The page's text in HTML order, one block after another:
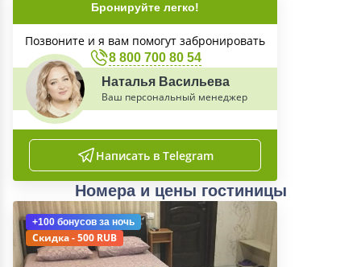
Бронируйте легко!
Позвоните и я вам помогут забронировать
8 800 700 80 54
Наталья Васильева
Ваш персональный менеджер
Написать в Telegram
Номера и цены гостиницы
+100 бонусов за ночь
Скидка - 500 RUB